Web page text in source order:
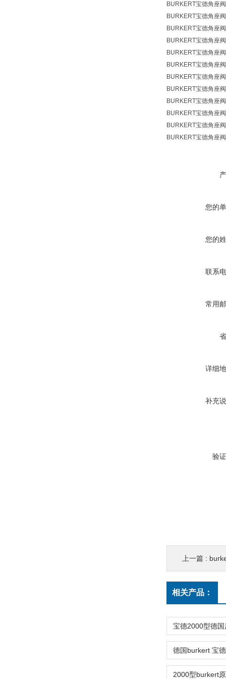
BURKERT宝德角座
BURKERT宝德角座
BURKERT宝德角座
BURKERT宝德角座
BURKERT宝德角座
BURKERT宝德角座
BURKERT宝德角座
BURKERT宝德角座
BURKERT宝德角座
BURKERT宝德角座
BURKERT宝德角座
BURKERT宝德角座
您的
您的
联系
常用
详细
补充
验
上一篇 :
相关产品：